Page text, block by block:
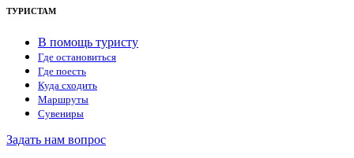
ТУРИСТАМ
В помощь туристу
Где остановиться
Где поесть
Куда сходить
Маршруты
Сувениры
Задать нам вопрос